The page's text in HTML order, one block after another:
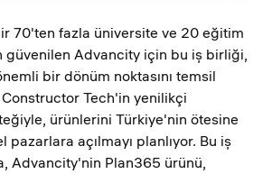
70'ten fazla üniversite ve 20 eğitim
güvenilen Advancity için bu iş birliği,
bir dönüm noktasını temsil
Tech'in yenilikçi
ürünlerini Türkiye'nin ötesine
pazarlara açılmayı planlıyor. Bu iş
Advancity'nin Plan365 ürünü,